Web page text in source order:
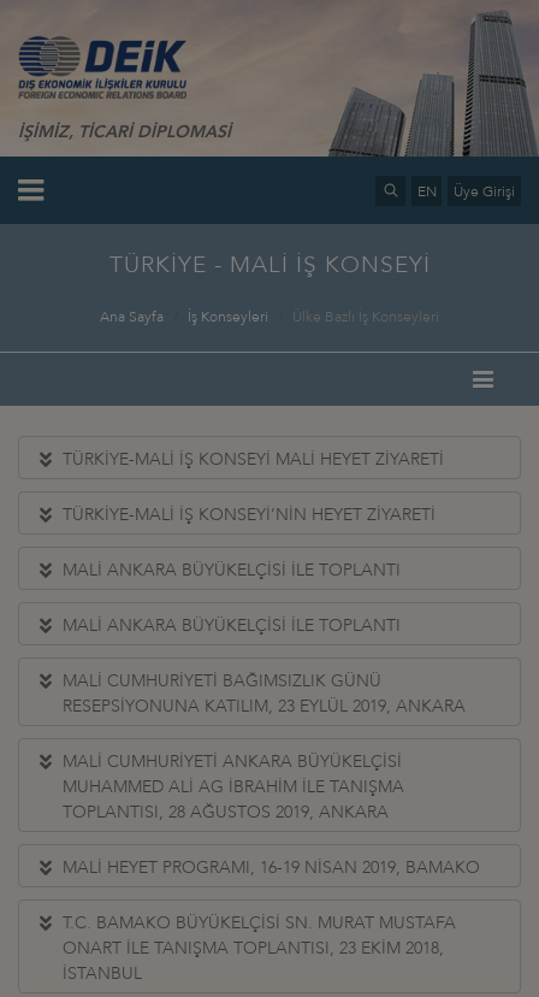
İŞİMİZ, TİCARİ DİPLOMASİ
EN Üye Girişi
TÜRKİYE - MALİ İŞ KONSEYİ
Ana Sayfa İş Konseyleri Ülke Bazlı İş Konseyleri
TÜRKİYE-MALİ İŞ KONSEYİ MALİ HEYET ZİYARETİ
TÜRKİYE-MALİ İŞ KONSEYİ’NİN HEYET ZİYARETİ
MALİ ANKARA BÜYÜKELÇİSİ İLE TOPLANTI
MALİ ANKARA BÜYÜKELÇİSİ İLE TOPLANTI
MALİ CUMHURİYETİ BAĞIMSIZLIK GÜNÜ
RESEPSİYONUNA KATILIM, 23 EYLÜL 2019, ANKARA
MALİ CUMHURİYETİ ANKARA BÜYÜKELÇİSİ
MUHAMMED ALİ AG İBRAHİM İLE TANIŞMA
TOPLANTISI, 28 AĞUSTOS 2019, ANKARA
MALİ HEYET PROGRAMI, 16-19 NİSAN 2019, BAMAKO
T.C. BAMAKO BÜYÜKELÇİSİ SN. MURAT MUSTAFA
ONART İLE TANIŞMA TOPLANTISI, 23 EKİM 2018,
İSTANBUL